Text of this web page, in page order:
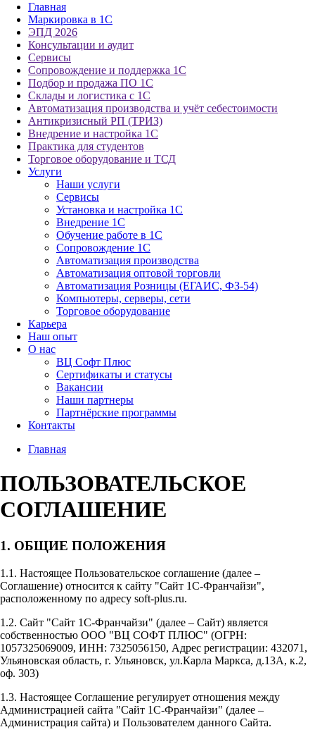
Главная
Маркировка в 1С
ЭПД 2026
Консультации и аудит
Сервисы
Сопровождение и поддержка 1С
Подбор и продажа ПО 1С
Склады и логистика с 1С
Автоматизация производства и учёт себестоимости
Антикризисный РП (ТРИЗ)
Внедрение и настройка 1С
Практика для студентов
Торговое оборудование и ТСД
Услуги
Наши услуги
Сервисы
Установка и настройка 1С
Внедрение 1С
Обучение работе в 1С
Сопровождение 1С
Автоматизация производства
Автоматизация оптовой торговли
Автоматизация Розницы (ЕГАИС, ФЗ-54)
Компьютеры, серверы, сети
Торговое оборудование
Карьера
Наш опыт
О нас
ВЦ Софт Плюс
Сертификаты и статусы
Вакансии
Наши партнеры
Партнёрские программы
Контакты
Главная
ПОЛЬЗОВАТЕЛЬСКОЕ
СОГЛАШЕНИЕ
1. ОБЩИЕ ПОЛОЖЕНИЯ
1.1. Настоящее Пользовательское соглашение (далее –
Соглашение) относится к сайту "Сайт 1С-Франчайзи",
расположенному по адресу soft-plus.ru.
1.2. Сайт "Сайт 1С-Франчайзи" (далее – Сайт) является
собственностью ООО "ВЦ СОФТ ПЛЮС" (ОГРН:
1057325069009, ИНН: 7325056150, Адрес регистрации: 432071,
Ульяновская область, г. Ульяновск, ул.Карла Маркса, д.13А, к.2,
оф. 303)
1.3. Настоящее Соглашение регулирует отношения между
Администрацией сайта "Сайт 1С-Франчайзи" (далее –
Администрация сайта) и Пользователем данного Сайта.